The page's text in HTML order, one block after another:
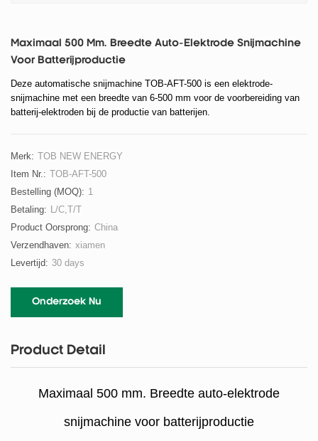
Maximaal 500 Mm. Breedte Auto-Elektrode Snijmachine
Voor Batterijproductie
Deze automatische snijmachine TOB-AFT-500 is een elektrode-
snijmachine met een breedte van 6-500 mm voor de voorbereiding van
batterij-elektroden bij de productie van batterijen.
Merk: TOB NEW ENERGY
Item Nr.: TOB-AFT-500
Bestelling (MOQ): 1
Betaling: L/C,T/T
Product Oorsprong: China
Verzendhaven: xiamen
Levertijd: 30 days
Onderzoek Nu
Product Detail
Maximaal 500 mm. Breedte auto-elektrode
snijmachine voor batterijproductie